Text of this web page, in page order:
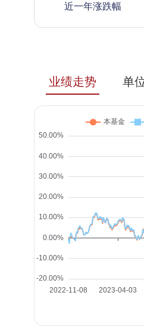
近一年涨跌幅
业绩走势 单